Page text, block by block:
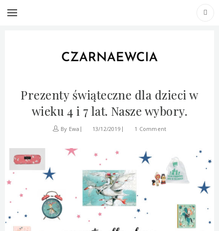
TAG ARCHIVES: URODZINY
Prezenty świąteczne dla dzieci w
wieku 4 i 7 lat. Nasze wybory.
By Ewa 13/12/2019 1 Comment